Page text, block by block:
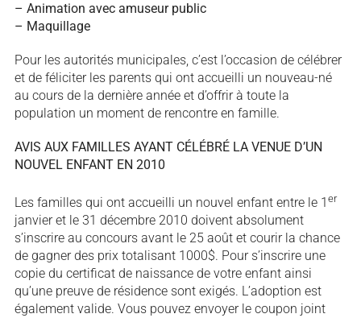
– Animation avec amuseur public
– Maquillage
Pour les autorités municipales, c’est l’occasion de célébrer
et de féliciter les parents qui ont accueilli un nouveau-né
au cours de la dernière année et d’offrir à toute la
population un moment de rencontre en famille.
AVIS AUX FAMILLES AYANT CÉLÉBRÉ LA VENUE D’UN
NOUVEL ENFANT EN 2010
Les familles qui ont accueilli un nouvel enfant entre le 1 er
janvier et le 31 décembre 2010 doivent absolument
s’inscrire au concours avant le 25 août et courir la chance
de gagner des prix totalisant 1000$. Pour s’inscrire une
copie du certificat de naissance de votre enfant ainsi
qu’une preuve de résidence sont exigés. L’adoption est
également valide. Vous pouvez envoyer le coupon joint